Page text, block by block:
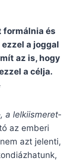
formálnia és
a joggal
az is, hogy
a célja.
a lelkiismeret‐
az emberi
azt jelenti,